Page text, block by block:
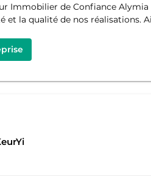
Immobilier de Confiance
et la qualité de nos réalisations.